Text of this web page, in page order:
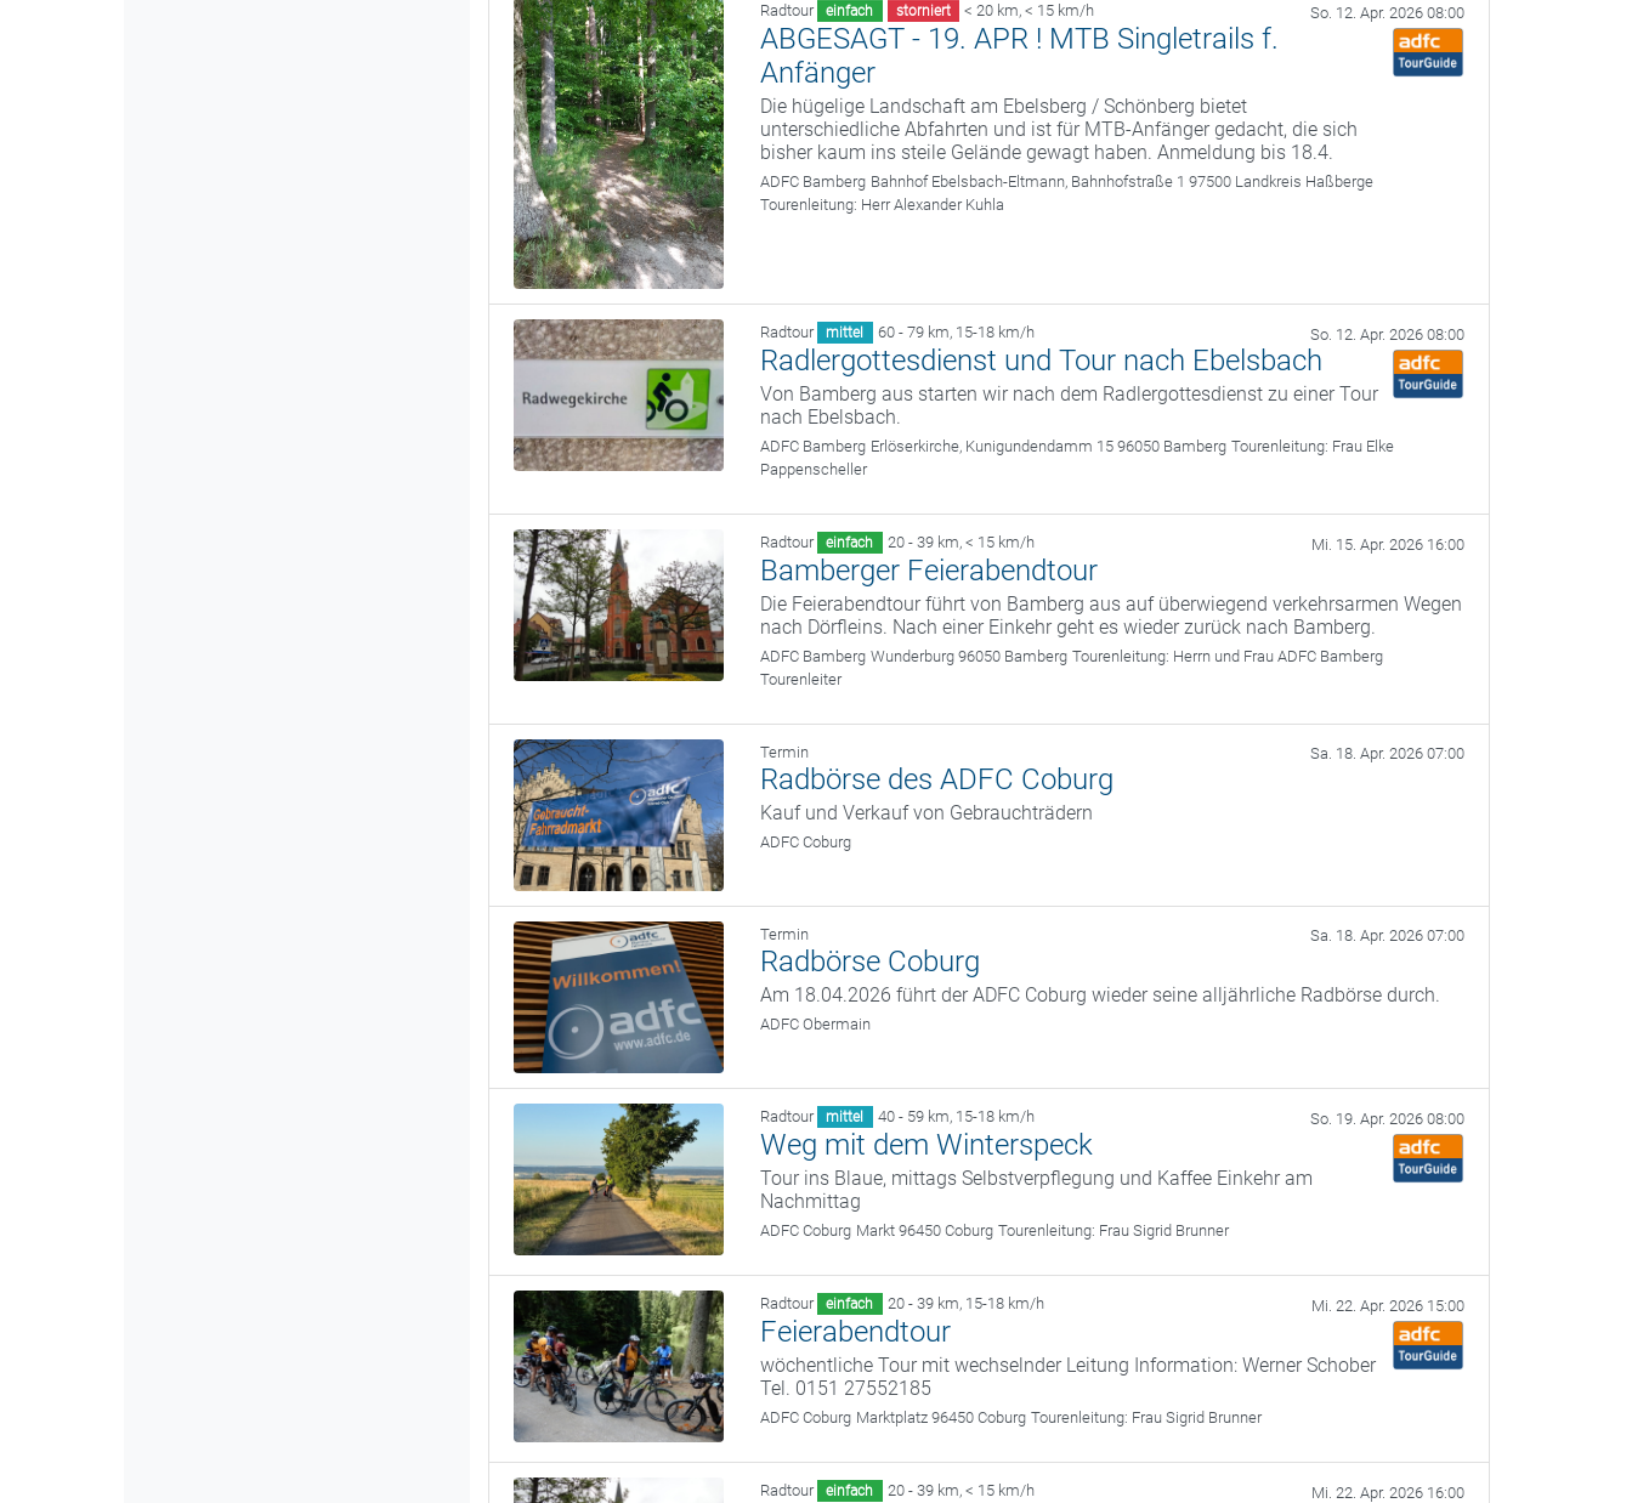
Radtour einfach storniert < 20 km, < 15 km/h So. 12. Apr. 2026 08:00
ABGESAGT - 19. APR ! MTB Singletrails f.
Anfänger
Die hügelige Landschaft am Ebelsberg / Schönberg bietet
unterschiedliche Abfahrten und ist für MTB-Anfänger gedacht, die sich
bisher kaum ins steile Gelände gewagt haben. Anmeldung bis 18.4.
ADFC Bamberg Bahnhof Ebelsbach-Eltmann, Bahnhofstraße 1 97500 Landkreis Haßberge
Tourenleitung: Herr Alexander Kuhla
Radtour mittel 60 - 79 km, 15-18 km/h So. 12. Apr. 2026 08:00
Radlergottesdienst und Tour nach Ebelsbach
Von Bamberg aus starten wir nach dem Radlergottesdienst zu einer Tour
nach Ebelsbach.
ADFC Bamberg Erlöserkirche, Kunigundendamm 15 96050 Bamberg Tourenleitung: Frau Elke
Pappenscheller
Radtour einfach 20 - 39 km, < 15 km/h Mi. 15. Apr. 2026 16:00
Bamberger Feierabendtour
Die Feierabendtour führt von Bamberg aus auf überwiegend verkehrsarmen Wegen
nach Dörfleins. Nach einer Einkehr geht es wieder zurück nach Bamberg.
ADFC Bamberg Wunderburg 96050 Bamberg Tourenleitung: Herrn und Frau ADFC Bamberg
Tourenleiter
Termin Sa. 18. Apr. 2026 07:00
Radbörse des ADFC Coburg
Kauf und Verkauf von Gebrauchträdern
ADFC Coburg
Termin Sa. 18. Apr. 2026 07:00
Radbörse Coburg
Am 18.04.2026 führt der ADFC Coburg wieder seine alljährliche Radbörse durch.
ADFC Obermain
Radtour mittel 40 - 59 km, 15-18 km/h So. 19. Apr. 2026 08:00
Weg mit dem Winterspeck
Tour ins Blaue, mittags Selbstverpflegung und Kaffee Einkehr am
Nachmittag
ADFC Coburg Markt 96450 Coburg Tourenleitung: Frau Sigrid Brunner
Radtour einfach 20 - 39 km, 15-18 km/h Mi. 22. Apr. 2026 15:00
Feierabendtour
wöchentliche Tour mit wechselnder Leitung Information: Werner Schober
Tel. 0151 27552185
ADFC Coburg Marktplatz 96450 Coburg Tourenleitung: Frau Sigrid Brunner
Radtour einfach 20 - 39 km, < 15 km/h Mi. 22. Apr. 2026 16:00